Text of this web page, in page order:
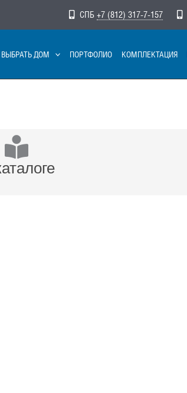
СПБ +7 (812) 317-7-157
ВЫБРАТЬ ДОМ ПОРТФОЛИО КОМПЛЕКТАЦИЯ